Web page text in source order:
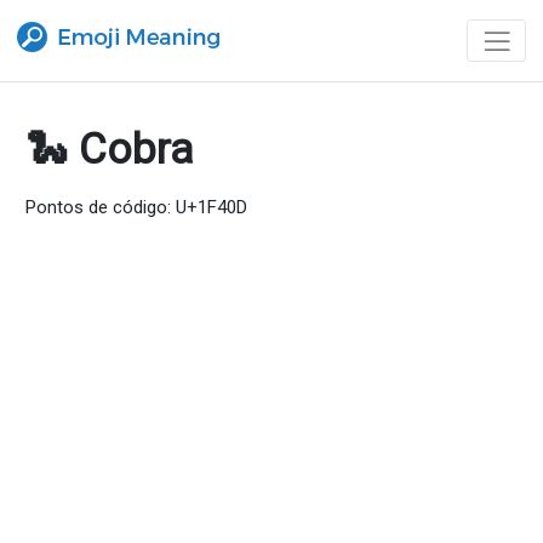
🐍 Cobra
Pontos de código: U+1F40D